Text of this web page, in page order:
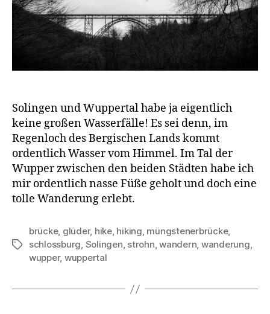
Solingen und Wuppertal habe ja eigentlich
keine großen Wasserfälle! Es sei denn, im
Regenloch des Bergischen Lands kommt
ordentlich Wasser vom Himmel. Im Tal der
Wupper zwischen den beiden Städten habe ich
mir ordentlich nasse Füße geholt und doch eine
tolle Wanderung erlebt.
Schlagwörter
brücke, glüder, hike, hiking, müngstenerbrücke,
schlossburg, Solingen, strohn,wandern, wanderung,
wupper, wuppertal